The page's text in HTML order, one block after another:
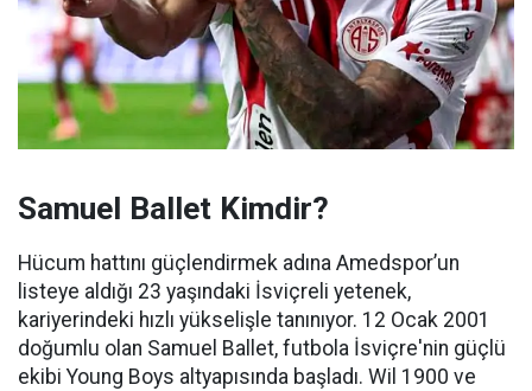
Samuel Ballet Kimdir?
Hücum hattını güçlendirmek adına Amedspor’un
listeye aldığı 23 yaşındaki İsviçreli yetenek,
kariyerindeki hızlı yükselişle tanınıyor. 12 Ocak 2001
doğumlu olan Samuel Ballet, futbola İsviçre'nin güçlü
ekibi Young Boys altyapısında başladı. Wil 1900 ve